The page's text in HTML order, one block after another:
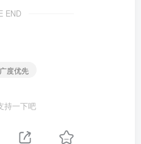
END
度优先
持一下吧